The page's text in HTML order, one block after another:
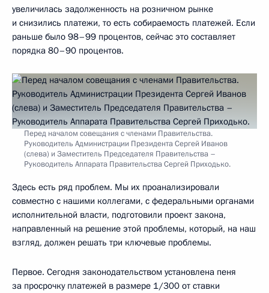
увеличилась задолженность на розничном рынке
и снизились платежи, то есть собираемость платежей. Если
раньше было 98–99 процентов, сейчас это составляет
порядка 80–90 процентов.
Перед началом совещания с членами Правительства.
Руководитель Администрации Президента Сергей Иванов
(слева) и Заместитель Председателя Правительства –
Руководитель Аппарата Правительства Сергей Приходько.
Здесь есть ряд проблем. Мы их проанализировали
совместно с нашими коллегами, с федеральными органами
исполнительной власти, подготовили проект закона,
направленный на решение этой проблемы, который, на наш
взгляд, должен решать три ключевые проблемы.
Первое. Сегодня законодательством установлена пеня
за просрочку платежей в размере 1/300 от ставки